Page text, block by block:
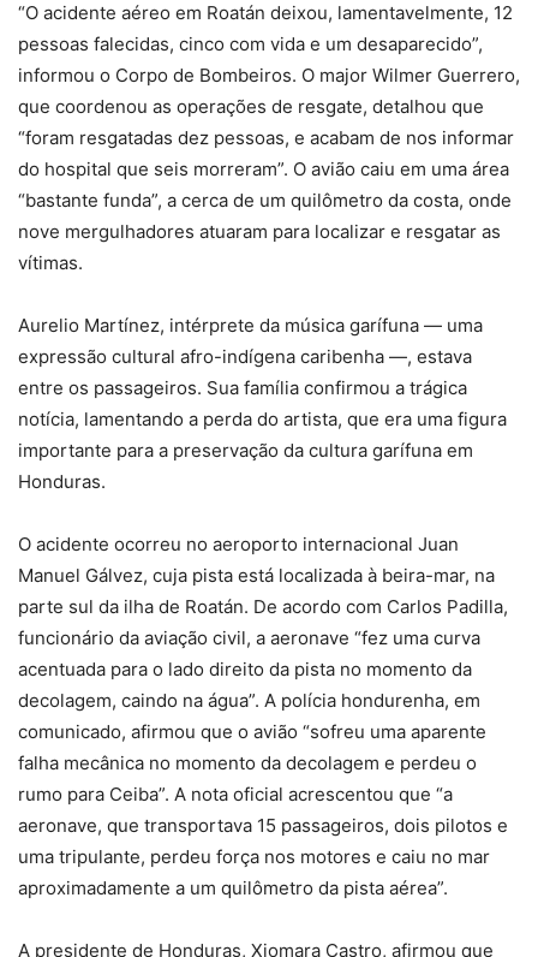
“O acidente aéreo em Roatán deixou, lamentavelmente, 12
pessoas falecidas, cinco com vida e um desaparecido”,
informou o Corpo de Bombeiros. O major Wilmer Guerrero,
que coordenou as operações de resgate, detalhou que
“foram resgatadas dez pessoas, e acabam de nos informar
do hospital que seis morreram”. O avião caiu em uma área
“bastante funda”, a cerca de um quilômetro da costa, onde
nove mergulhadores atuaram para localizar e resgatar as
vítimas.
Aurelio Martínez, intérprete da música garífuna — uma
expressão cultural afro-indígena caribenha —, estava
entre os passageiros. Sua família confirmou a trágica
notícia, lamentando a perda do artista, que era uma figura
importante para a preservação da cultura garífuna em
Honduras.
O acidente ocorreu no aeroporto internacional Juan
Manuel Gálvez, cuja pista está localizada à beira-mar, na
parte sul da ilha de Roatán. De acordo com Carlos Padilla,
funcionário da aviação civil, a aeronave “fez uma curva
acentuada para o lado direito da pista no momento da
decolagem, caindo na água”. A polícia hondurenha, em
comunicado, afirmou que o avião “sofreu uma aparente
falha mecânica no momento da decolagem e perdeu o
rumo para Ceiba”. A nota oficial acrescentou que “a
aeronave, que transportava 15 passageiros, dois pilotos e
uma tripulante, perdeu força nos motores e caiu no mar
aproximadamente a um quilômetro da pista aérea”.
A presidente de Honduras, Xiomara Castro, afirmou que